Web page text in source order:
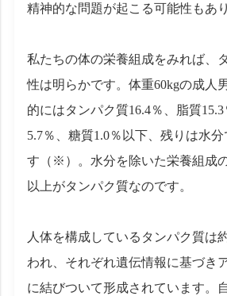
精神的な問題が起こる可能性もあ
私たちの体の栄養組成をみれば、
性は明らかです。体重60kgの成人
的にはタンパク質16.4％、脂質
5.7％、糖質1.0％以下、残りは水
す（※）。水分を除いた栄養組成
以上がタンパク質なのです。
人体を構成しているタンパク質は
われ、それぞれ遺伝情報に基づき
に結びついて形成されています。